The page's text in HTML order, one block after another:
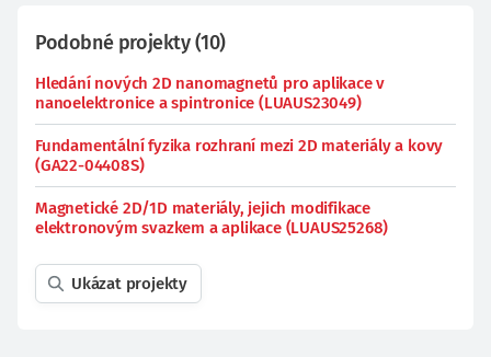
Podobné projekty(10)
Hledání nových 2D nanomagnetů pro aplikace v
nanoelektronice a spintronice (LUAUS23049)
Fundamentální fyzika rozhraní mezi 2D materiály a kovy
(GA22-04408S)
Magnetické 2D/1D materiály, jejich modifikace
elektronovým svazkem a aplikace (LUAUS25268)
Ukázat projekty